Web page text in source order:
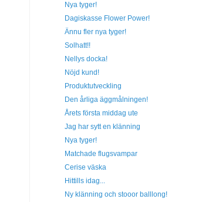
Nya tyger!
Dagiskasse Flower Power!
Ännu fler nya tyger!
Solhatt!!
Nellys docka!
Nöjd kund!
Produktutveckling
Den årliga äggmålningen!
Årets första middag ute
Jag har sytt en klänning
Nya tyger!
Matchade flugsvampar
Cerise väska
Hittills idag...
Ny klänning och stooor balllong!